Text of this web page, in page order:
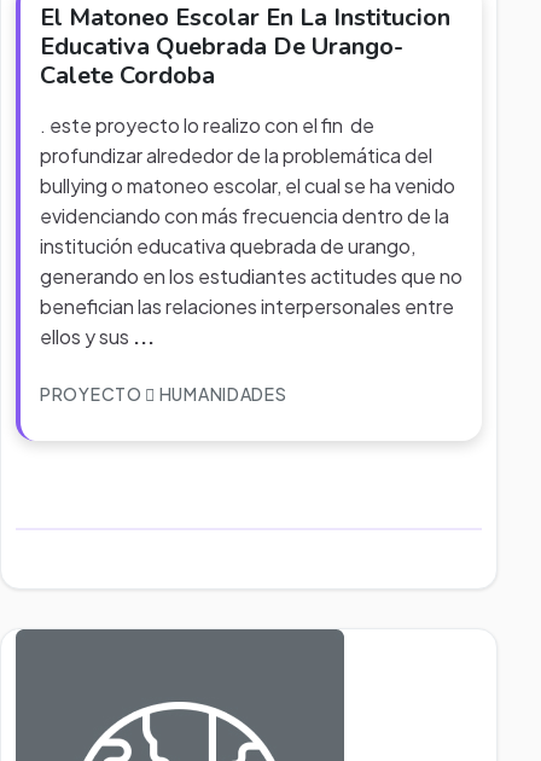
El Matoneo Escolar En La Institucion
Educativa Quebrada De Urango-
Calete Cordoba
. este proyecto lo realizo con el fin de
profundizar alrededor de la problemática del
bullying o matoneo escolar, el cual se ha venido
evidenciando con más frecuencia dentro de la
institución educativa quebrada de urango,
generando en los estudiantes actitudes que no
benefician las relaciones interpersonales entre
ellos y sus ...
PROYECTO HUMANIDADES